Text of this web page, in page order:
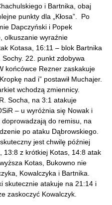
i Bartnika, obaj
punkty dla „Kłosa”. Po
Dapczyński i Popek
olkuszanie wyraźnie
Kotasa, 16:11 – blok Bartnika
22. punkt zdobywa
końcówce Rezner zaskakuje
nad i” postawił Muchajer.
wchodzą zmiennicy.
Socha, na 3:1 atakuje
– u wyróżnia się Nowak i
do remisu, na
po ataku Dąbrowskiego.
jest chwilę później
13:8 z krótkiej Kotas, 14:8 atak
Kotas, Bukowno nie
Kowalczyka i Bartnika.
skutecznie atakuje na 21:14 i
zaskoczyć Kowalczyk.